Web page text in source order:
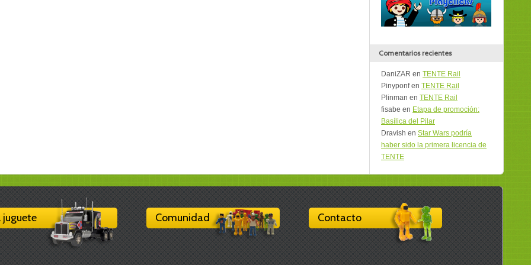
Comentarios recientes
DaniZAR en TENTE Rail
Pinyponfen TENTE Rail
Plinman en TENTE Rail
fisabe en Etapa de promoción:
Basílica del Pilar
Dravish en Star Wars podría
haber sido la primera licencia de
TENTE
juguete Comunidad Contacto